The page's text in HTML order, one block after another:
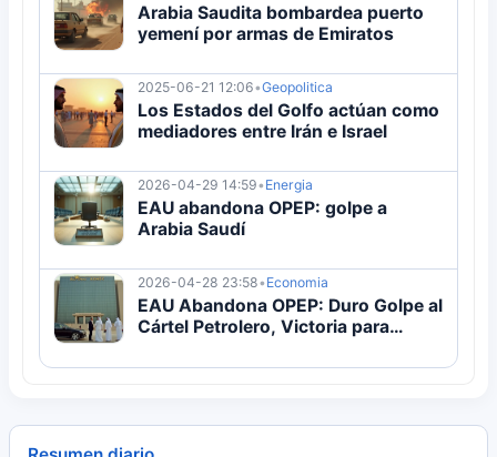
Arabia Saudita bombardea puerto
yemení por armas de Emiratos
2025-06-21 12:06•Geopolitica
Los Estados del Golfo actúan como
mediadores entre Irán e Israel
2026-04-29 14:59• Energia
EAU abandona OPEP: golpe a
Arabia Saudí
2026-04-28 23:58• Economia
EAU Abandona OPEP: Duro Golpe al
Cártel Petrolero, Victoria para